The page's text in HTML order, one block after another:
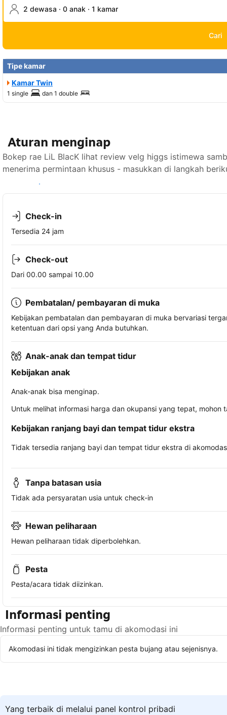
2 dewasa · 0 anak · 1 kamar
Cari
Tipe kamar
Kamar Twin
1 single dan 1 double
Aturan menginap
Bokep rae LiL BlacK lihat review velg higgs istimewa
menerima permintaan khusus - masukkan di langkah
Lihat ketersediaan
Check-in
Tersedia 24 jam
Check-out
Dari 00.00 sampai 10.00
Pembatalan/ pembayaran di muka
Kebijakan pembatalan dan pembayaran di muka bervariasi
ketentuan dari opsi yang Anda butuhkan.
Anak-anak dan tempat tidur
Kebijakan anak
Anak-anak bisa menginap.
Untuk melihat informasi harga dan okupansi yang tepat,
Kebijakan ranjang bayi dan tempat tidur ekstra
Tidak tersedia ranjang bayi dan tempat tidur ekstra di
Tanpa batasan usia
Tidak ada persyaratan usia untuk check-in
Hewan peliharaan
Hewan peliharaan tidak diperbolehkan.
Pesta
Pesta/acara tidak diizinkan.
Informasi penting
Informasi penting untuk tamu di akomodasi ini
Akomodasi ini tidak mengizinkan pesta bujang atau sejenisnya.
Yang terbaik di melalui panel kontrol pribadi